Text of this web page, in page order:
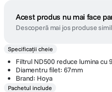
Acest produs nu mai face
Descoperă mai jos produse
Specificații cheie
Filtrul ND500 reduce lumina cu
Diamentru filet: 67mm
Brand: Hoya
Pachetul include